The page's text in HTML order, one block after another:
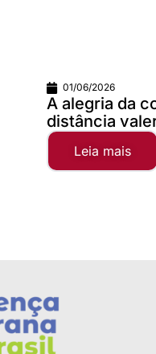
faz qualquer